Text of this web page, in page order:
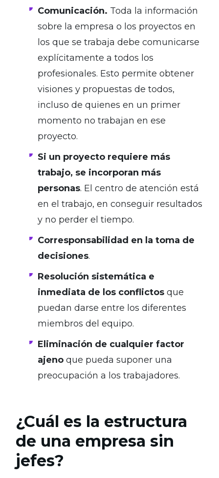
Comunicación. Toda la información
sobre la empresa o los proyectos en
los que se trabaja debe comunicarse
explícitamente a todos los
profesionales. Esto permite obtener
visiones y propuestas de todos,
incluso de quienes en un primer
momento no trabajan en ese
proyecto.
Si un proyecto requiere más
trabajo, se incorporan más
personas. El centro de atención está
en el trabajo, en conseguir resultados
y no perder el tiempo.
Corresponsabilidad en la toma de
decisiones.
Resolución sistemática e
inmediata de los conflictos que
puedan darse entre los diferentes
miembros del equipo.
Eliminación de cualquier factor
ajeno que pueda suponer una
preocupación a los trabajadores.
¿Cuál es la estructura
de una empresa sin
jefes?